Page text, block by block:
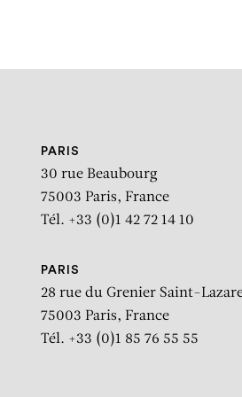
PARIS
30 rue Beaubourg
75003 Paris, France
Tél. +33 (0)1 42 72 14 10
PARIS
28 rue du Grenier Saint-
75003 Paris, France
Tél. +33 (0)1 85 76 55 55